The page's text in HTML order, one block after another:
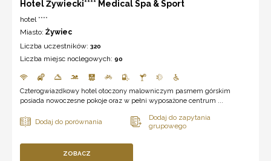
Hotel Żywiecki**** Medical Spa & Sport
hotel ****
Miasto: Żywiec
Liczba uczestników: 320
Liczba miejsc noclegowych: 90
Czterogwiazdkowy hotel otoczony malowniczym pasmem górskim
posiada nowoczesne pokoje oraz w pełni wyposażone centrum ...
ZOBACZ